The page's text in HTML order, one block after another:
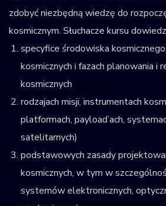
zdobyć niezbędną wiedzę do
kosmicznym. Słuchacze kursu
specyfice środowiska
kosmicznych i fazach planowania i
kosmicznych
rodzajach misji, instrumentach
platformach, payload’ach,
satelitarnych)
podstawowych zasady
kosmicznych, w tym w
systemów elektronicznych,